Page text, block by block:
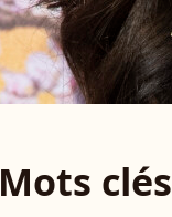
Mots clés